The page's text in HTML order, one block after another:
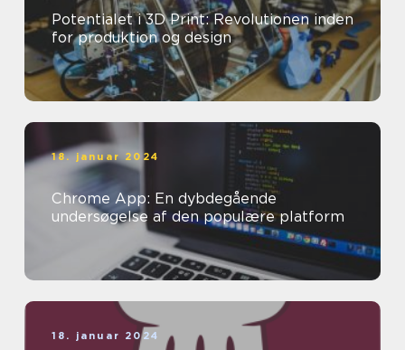
Potentialet i 3D Print: Revolutionen inden
for produktion og design
18. januar 2024
Chrome App: En dybdegående
undersøgelse af den populære platform
18. januar 2024